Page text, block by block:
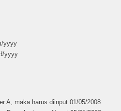
yyyy
yyyy
A, maka harus diinput 01/05/2008